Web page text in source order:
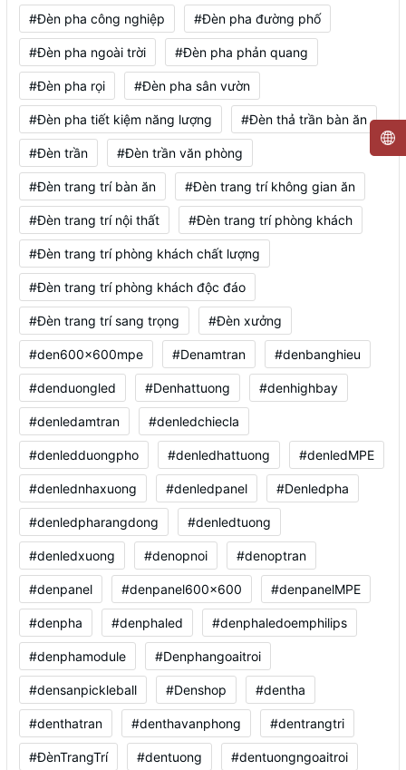
#Đèn pha công nghiệp #Đèn pha đường phố
#Đèn pha ngoài trời #Đèn pha phản quang
#Đèn pha rọi #Đèn pha sân vườn
#Đèn pha tiết kiệm năng lượng #Đèn thả trần bàn ăn
#Đèn trần #Đèn trần văn phòng
#Đèn trang trí bàn ăn #Đèn trang trí không gian ăn
#Đèn trang trí nội thất #Đèn trang trí phòng khách
#Đèn trang trí phòng khách chất lượng
#Đèn trang trí phòng khách độc đáo
#Đèn trang trí sang trọng #Đèn xưởng
#den600x600mpe #Denamtran #denbanghieu
#denduongled #Denhattuong #denhighbay
#denledamtran #denledchiecla
#denledduongpho #denledhattuong #denledMPE
#denlednhaxuong #denledpanel #Denledpha
#denledpharangdong #denledtuong
#denledxuong #denopnoi #denoptran
#denpanel #denpanel600x600 #denpanelMPE
#denpha #denphaled #denphaledoemphilips
#denphamodule #Denphangoaitroi
#densanpickleball #Denshop #dentha
#denthatran #denthavanphong #dentrangtri
#ĐènTrangTrí #dentuong #dentuongngoaitroi